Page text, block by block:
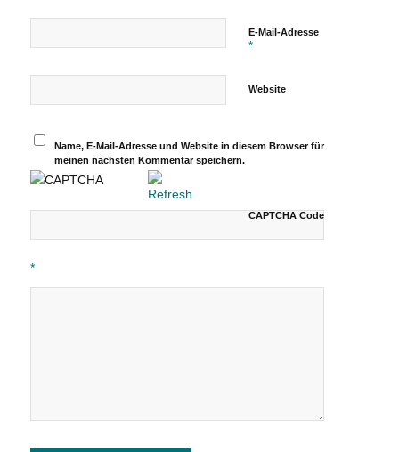
E-Mail-Adresse
*
Website
Name, E-Mail-Adresse und Website in diesem Browser für
meinen nächsten Kommentar speichern.
CAPTCHA Code
*